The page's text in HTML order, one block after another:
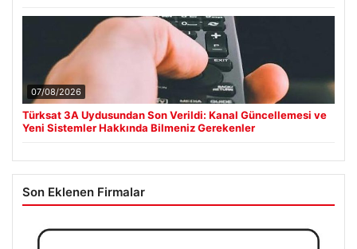
07/08/2026
Türksat 3A Uydusundan Son Verildi: Kanal Güncellemesi ve
Yeni Sistemler Hakkında Bilmeniz Gerekenler
Son Eklenen Firmalar